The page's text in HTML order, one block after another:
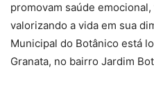
promovam saúde
valorizando a vida em sua
Municipal do Botânico está
Granata, no bairro Jardim